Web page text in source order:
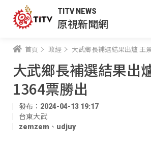
TITV NEWS
原視新聞網
首頁 政經 大武鄉長補選結果出爐 王
大武鄉長補選結果出
1364票勝出
發布：2024-04-13 19:17
台東大武
zemzem 、 udjuy